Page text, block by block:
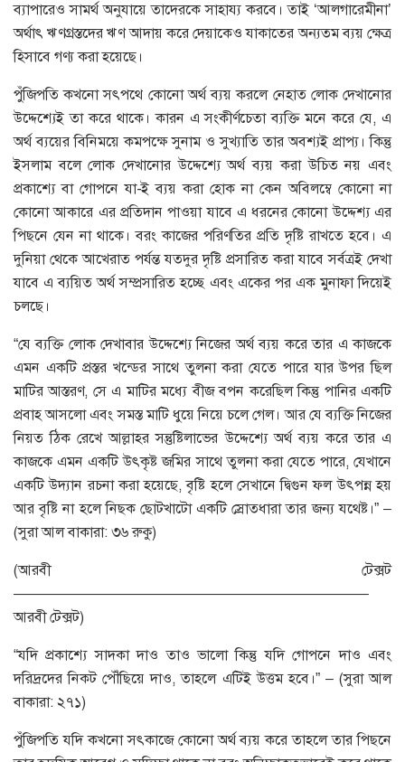
ব্যাপারেও সামর্থ অনুযায়ে তাদেরকে সাহায্য করবে। তাই ‘আলগারেমীনা’
অর্থাৎ ঋণগ্রস্তদের ঋণ আদায় করে দেয়াকেও যাকাতের অন্যতম ব্যয় ক্ষেত্র
হিসাবে গণ্য করা হয়েছে।
পুঁজিপতি কখনো সৎপথে কোনো অর্থ ব্যয় করলে নেহাত লোক দেখানোর
উদ্দেশ্যেই তা করে থাকে। কারন এ সংকীর্ণচেতা ব্যক্তি মনে করে যে, এ
অর্থ ব্যয়ের বিনিময়ে কমপক্ষে সুনাম ও সুখ্যাতি তার অবশ্যই প্রাপ্য। কিন্তু
ইসলাম বলে লোক দেখানোর উদ্দেশ্যে অর্থ ব্যয় করা উচিত নয় এবং
প্রকাশ্যে বা গোপনে যা-ই ব্যয় করা হোক না কেন অবিলম্বে কোনো না
কোনো আকারে এর প্রতিদান পাওয়া যাবে এ ধরনের কোনো উদ্দেশ্য এর
পিছনে যেন না থাকে। বরং কাজের পরিণতির প্রতি দৃষ্টি রাখতে হবে। এ
দুনিয়া থেকে আখেরাত পর্যন্ত যতদুর দৃষ্টি প্রসারিত করা যাবে সর্বত্রই দেখা
যাবে এ ব্যয়িত অর্থ সম্প্রসারিত হচ্ছে এবং একের পর এক মুনাফা দিয়েই
চলছে।
“যে ব্যক্তি লোক দেখাবার উদ্দেশ্যে নিজের অর্থ ব্যয় করে তার এ কাজকে
এমন একটি প্রস্তর খন্ডের সাথে তুলনা করা যেতে পারে যার উপর ছিল
মাটির আস্তরণ, সে এ মাটির মধ্যে বীজ বপন করেছিল কিন্তু পানির একটি
প্রবাহ আসলো এবং সমস্ত মাটি ধুয়ে নিয়ে চলে গেল। আর যে ব্যক্তি নিজের
নিয়ত ঠিক রেখে আল্লাহর সন্তুষ্টিলাভের উদ্দেশ্যে অর্থ ব্যয় করে তার এ
কাজকে এমন একটি উৎকৃষ্ট জমির সাথে তুলনা করা যেতে পারে, যেখানে
একটি উদ্যান রচনা করা হয়েছে, বৃষ্টি হলে সেখানে দ্বিগুন ফল উৎপন্ন হয়
আর বৃষ্টি না হলে নিছক ছোটখাটো একটি স্রোতধারা তার জন্য যথেষ্ট।” –
(সুরা আল বাকারা: ৩৬ রুকু)
(আরবী টেক্সট
————————————————————————–
আরবী টেক্সট)
“যদি প্রকাশ্যে সাদকা দাও তাও ভালো কিন্তু যদি গোপনে দাও এবং
দরিদ্রদের নিকট পৌঁছিয়ে দাও, তাহলে এটিই উত্তম হবে।” – (সুরা আল
বাকারা: ২৭১)
পুঁজিপতি যদি কখনো সৎকাজে কোনো অর্থ ব্যয় করে তাহলে তার পিছনে